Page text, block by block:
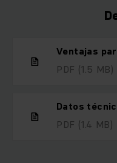
Ventajas
PDF (1.5 MB)
Datos
PDF (1.4 MB)